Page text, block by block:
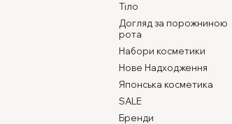
Тіло
Догляд за порожниною
рота
Набори косметики
Нове Надходження
Японська косметика
SALE
Бренди